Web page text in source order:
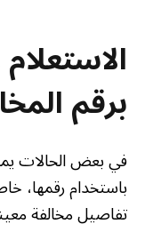
برقم
في بعض الحالات
باستخدام رقمها،
تفاصيل مخالفة